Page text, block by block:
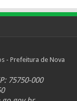
- Prefeitura de Nova
75750-000